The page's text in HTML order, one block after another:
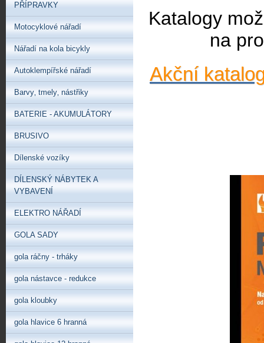
Katalogy
na
Akční
PŘÍPRAVKY
Motocyklové nářadí
Nářadí na kola bicykly
Autoklempířské nářadí
Barvy‚ tmely‚ nástřiky
BATERIE - AKUMULÁTORY
BRUSIVO
Dílenské vozíky
DÍLENSKÝ NÁBYTEK A
VYBAVENÍ
ELEKTRO NÁŘADÍ
GOLA SADY
gola ráčny - trháky
gola nástavce - redukce
gola kloubky
gola hlavice 6 hranná